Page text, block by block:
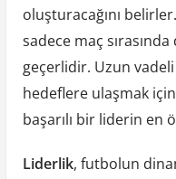
oluşturacağını
sadece maç
geçerlidir. Uzun
hedeflere ulaşmak
başarılı bir liderin en
Liderlik, futbolun